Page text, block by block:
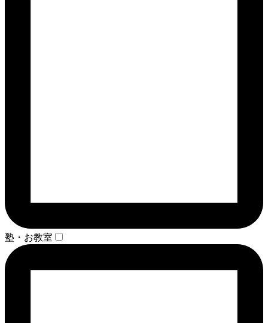
塾・お教室